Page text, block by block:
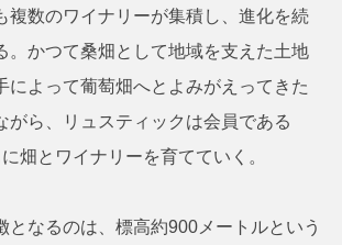
複数のワイナリーが集積し、進化を続
。かつて桑畑として地域を支えた土地
によって葡萄畑へとよみがえってきた
がら、リュスティックは会員である
畑とワイナリーを育てていく。
となるのは、標高約900メートルという